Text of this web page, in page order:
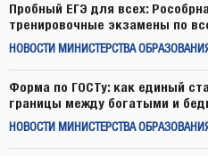
Пробный ЕГЭ для всех:
тренировочные экзамены по
НОВОСТИ МИНИСТЕРСТВА
Форма по ГОСТу: как единый
границы между богатыми и
НОВОСТИ МИНИСТЕРСТВА